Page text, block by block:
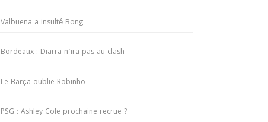
Valbuena a insulté Bong
Bordeaux : Diarra n’ira pas au clash
Le Barça oublie Robinho
PSG : Ashley Cole prochaine recrue ?